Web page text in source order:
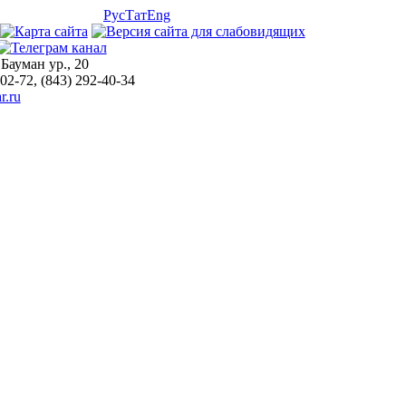
РусТатEng
ур., 20
72, (843) 292-40-34